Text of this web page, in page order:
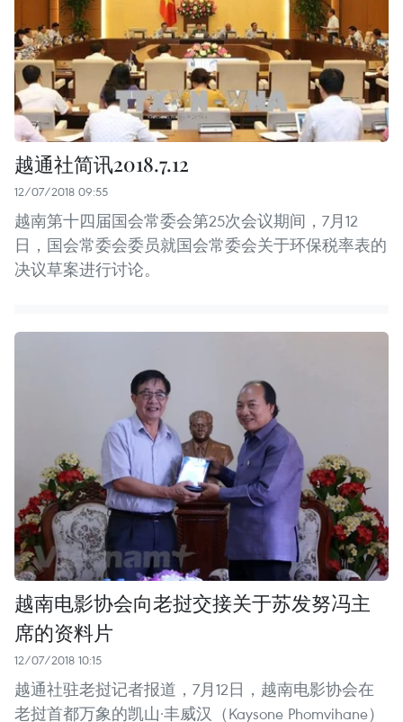
越通社简讯2018.7.12
12/07/2018 09:55
越南第十四届国会常委会第25次会议期间，7月12
日，国会常委会委员就国会常委会关于环保税率表的
决议草案进行讨论。
越南电影协会向老挝交接关于苏发努冯主
席的资料片
12/07/2018 10:15
越通社驻老挝记者报道，7月12日，越南电影协会在
老挝首都万象的凯山·丰威汉（Kaysone Phomvihane）